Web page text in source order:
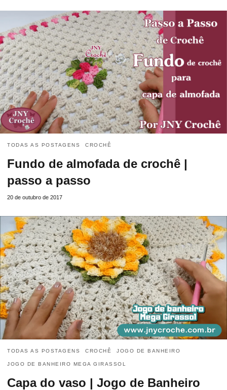
TODAS AS POSTAGENS CROCHÊ
Fundo de almofada de crochê |
passo a passo
20 de outubro de 2017
TODAS AS POSTAGENS CROCHÊ JOGO DE BANHEIRO
JOGO DE BANHEIRO MEGA GIRASSOL
Capa do vaso | Jogo de Banheiro